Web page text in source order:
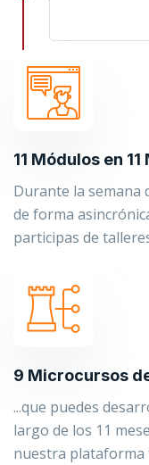
11 Módulos en 11
Durante la semana
de forma
participas de
9 Microcursos
...que puedes
largo de los 11
nuestra plataforma